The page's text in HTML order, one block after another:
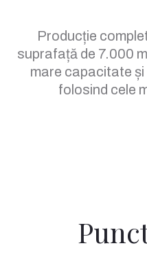
Producție
suprafață de 7.000
mare capacitate
folosind cele